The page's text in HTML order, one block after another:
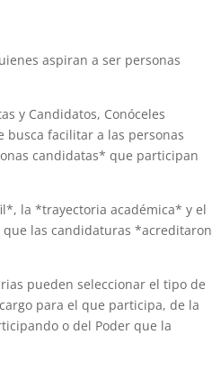
aspiran a ser personas
y Candidatos, Conóceles
busca facilitar a las personas
candidatas* que participan
la *trayectoria académica* y el
las candidaturas *acreditaron
pueden seleccionar el tipo de
para el que participa, de la
o del Poder que la